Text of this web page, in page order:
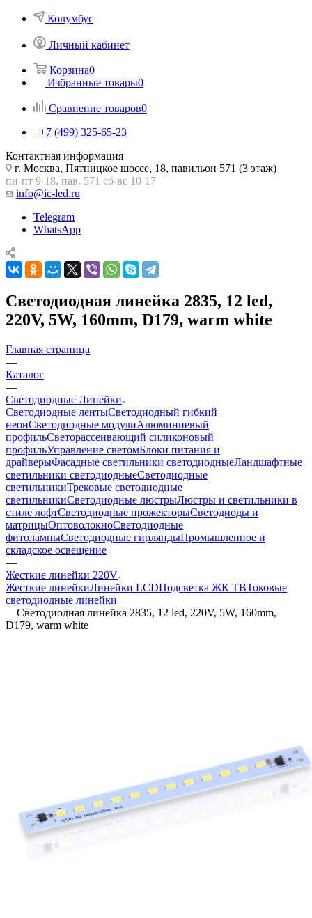
Колумбус
Личный кабинет
Корзина0
Избранные товары0
Сравнение товаров0
+7 (499) 325-65-23
Контактная информация
г. Москва, Пятницкое шоссе, 18, павильон 571 (3 этаж)
пн-пт 9-18, пав. 571 сб-вс 10-17
info@ic-led.ru
Telegram
WhatsApp
Светодиодная линейка 2835, 12 led,
220V, 5W, 160mm, D179, warm white
Главная страница
—
Каталог
—
Светодиодные Линейки
Светодиодные лентыСветодиодный гибкий
неонСветодиодные модулиАлюминиевый
профильСветорассеивающий силиконовый
профильУправление светомБлоки питания и
драйверыФасадные светильники светодиодныеЛандшафтные
светильники светодиодныеСветодиодные
светильникиТрековые светодиодные
светильникиСветодиодные люстрыЛюстры и светильники в
стиле лофтСветодиодные прожекторыСветодиоды и
матрицыОптоволокноСветодиодные
фитолампыСветодиодные гирляндыПромышленное и
складское освещение
—
Жесткие линейки 220V
Жесткие линейкиЛинейки LCDПодсветка ЖК ТВТоковые
светодиодные линейки
—Светодиодная линейка 2835, 12 led, 220V, 5W, 160mm,
D179, warm white